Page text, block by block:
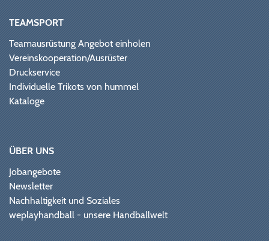
TEAMSPORT
Teamausrüstung Angebot einholen
Vereinskooperation/Ausrüster
Druckservice
Individuelle Trikots von hummel
Kataloge
ÜBER UNS
Jobangebote
Newsletter
Nachhaltigkeit und Soziales
weplayhandball - unsere Handballwelt